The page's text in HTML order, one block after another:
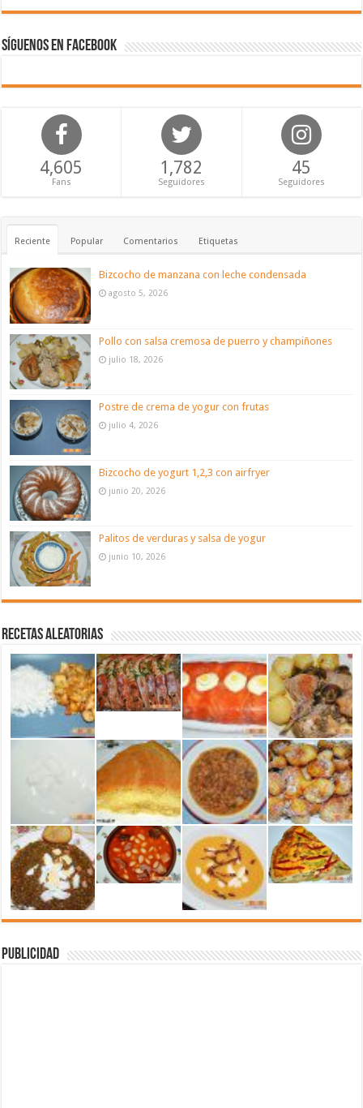
Síguenos en Facebook
4,605
Fans
1,782
Seguidores
45
Seguidores
Reciente Popular Comentarios Etiquetas
Bizcocho de manzana con leche condensada
agosto 5, 2026
Pollo con salsa cremosa de puerro y champiñones
julio 18, 2026
Postre de crema de yogur con frutas
julio 4, 2026
Bizcocho de yogurt 1,2,3 con airfryer
junio 20, 2026
Palitos de verduras y salsa de yogur
junio 10, 2026
Recetas aleatorias
Publicidad